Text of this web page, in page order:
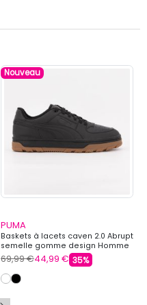
Nouveau
PUMA
Baskets à lacets caven 2.0 Abrupt
semelle gomme design Homme
PUMA
69,99 €44,99 € 35%